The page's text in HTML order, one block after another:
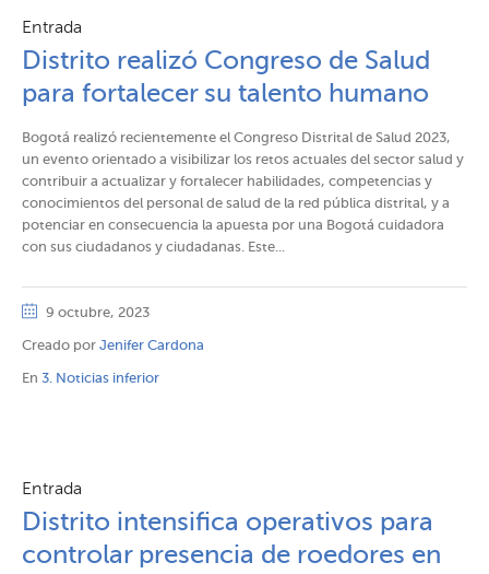
Entrada
Distrito realizó Congreso de Salud
para fortalecer su talento humano​​
Bogotá realizó recientemente el Congreso Distrital de Salud 2023,
un evento orientado a visibilizar los retos actuales del sector salud y
contribuir a actualizar y fortalecer habilidades, competencias y
conocimientos del personal de salud de la red pública distrital, y a
potenciar en consecuencia la apuesta por una Bogotá cuidadora
con sus ciudadanos y ciudadanas. Este...
9 octubre, 2023
Creado por Jenifer Cardona
En 3. Noticias inferior
Entrada
Distrito intensifica operativos para
controlar presencia de roedores en